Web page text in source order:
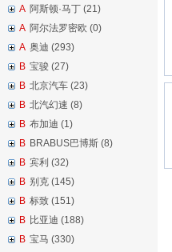
A 阿斯顿·马丁 (21)
A 阿尔法罗密欧 (0)
A 奥迪 (293)
B 宝骏 (27)
B 北京汽车 (23)
B 北汽幻速 (8)
B 布加迪 (1)
B BRABUS巴博斯 (8)
B 宾利 (32)
B 别克 (145)
B 标致 (151)
B 比亚迪 (188)
B 宝马 (330)